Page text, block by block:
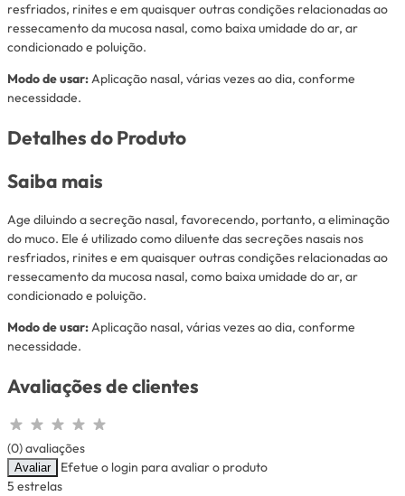
resfriados, rinites e em quaisquer outras condições relacionadas ao
ressecamento da mucosa nasal, como baixa umidade do ar, ar
condicionado e poluição.
Modo de usar:Aplicação nasal, várias vezes ao dia, conforme
necessidade.
Detalhes do Produto
Saiba mais
Age diluindo a secreção nasal, favorecendo, portanto, a eliminação
do muco. Ele é utilizado como diluente das secreções nasais nos
resfriados, rinites e em quaisquer outras condições relacionadas ao
ressecamento da mucosa nasal, como baixa umidade do ar, ar
condicionado e poluição.
Modo de usar:Aplicação nasal, várias vezes ao dia, conforme
necessidade.
Avaliações de clientes
(0) avaliações
Avaliar
Efetue o login para avaliar o produto
5 estrelas